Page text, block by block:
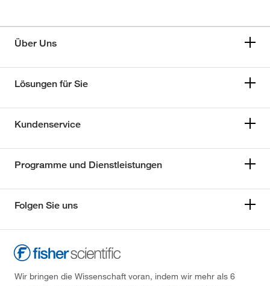
Über Uns
Lösungen für Sie
Kundenservice
Programme und Dienstleistungen
Folgen Sie uns
Wir bringen die Wissenschaft voran, indem wir mehr als 6